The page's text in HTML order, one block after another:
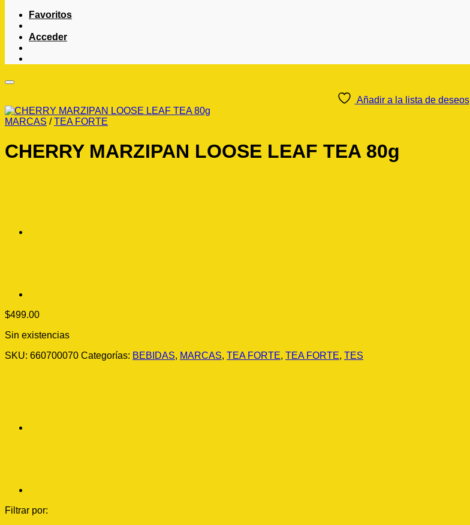
Favoritos
Acceder
Añadir a la lista de deseos
MARCAS / TEA FORTE
CHERRY MARZIPAN LOOSE LEAF TEA 80g
$499.00
Sin existencias
SKU: 660700070 Categorías: BEBIDAS, MARCAS, TEA FORTE, TEA FORTE, TES
Filtrar por: